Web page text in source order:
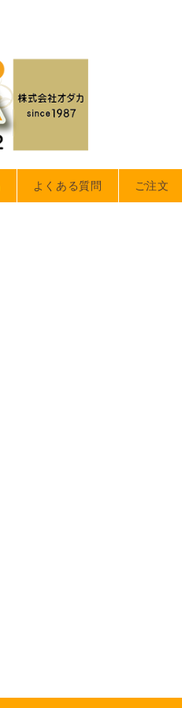
よくある質問 ご注文